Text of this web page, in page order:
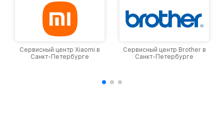
Сервисный центр Xiaomi в
Санкт-Петербурге
Сервисный центр Brother в
Санкт-Петербурге